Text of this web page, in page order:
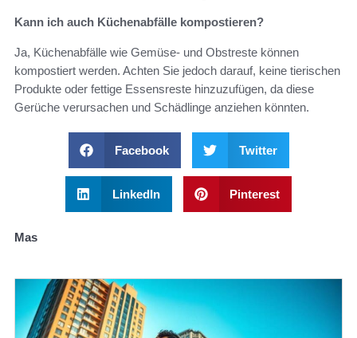
Kann ich auch Küchenabfälle kompostieren?
Ja, Küchenabfälle wie Gemüse- und Obstreste können
kompostiert werden. Achten Sie jedoch darauf, keine tierischen
Produkte oder fettige Essensreste hinzuzufügen, da diese
Gerüche verursachen und Schädlinge anziehen könnten.
Facebook Twitter
LinkedIn Pinterest
Mas